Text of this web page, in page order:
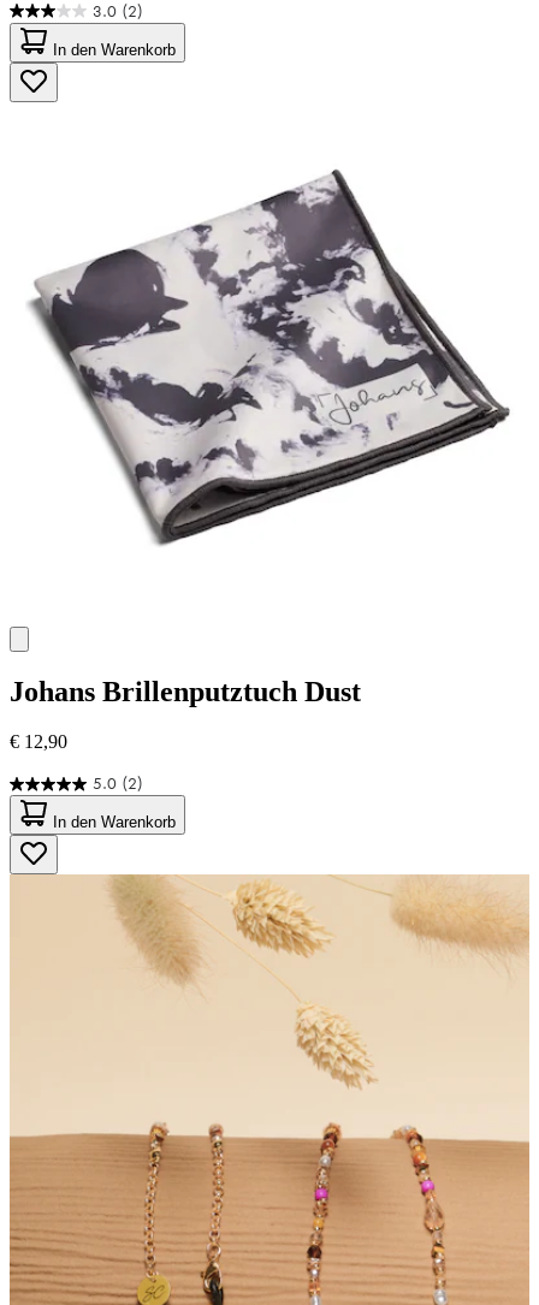
3.0 (2)
3.0
von
5
Sternen.
2
In den Warenkorb
Johans Brillenputztuch Dust
€ 12,90
5.0 (2)
5.0
von
5
Sternen.
2
Bewertungen
In den Warenkorb